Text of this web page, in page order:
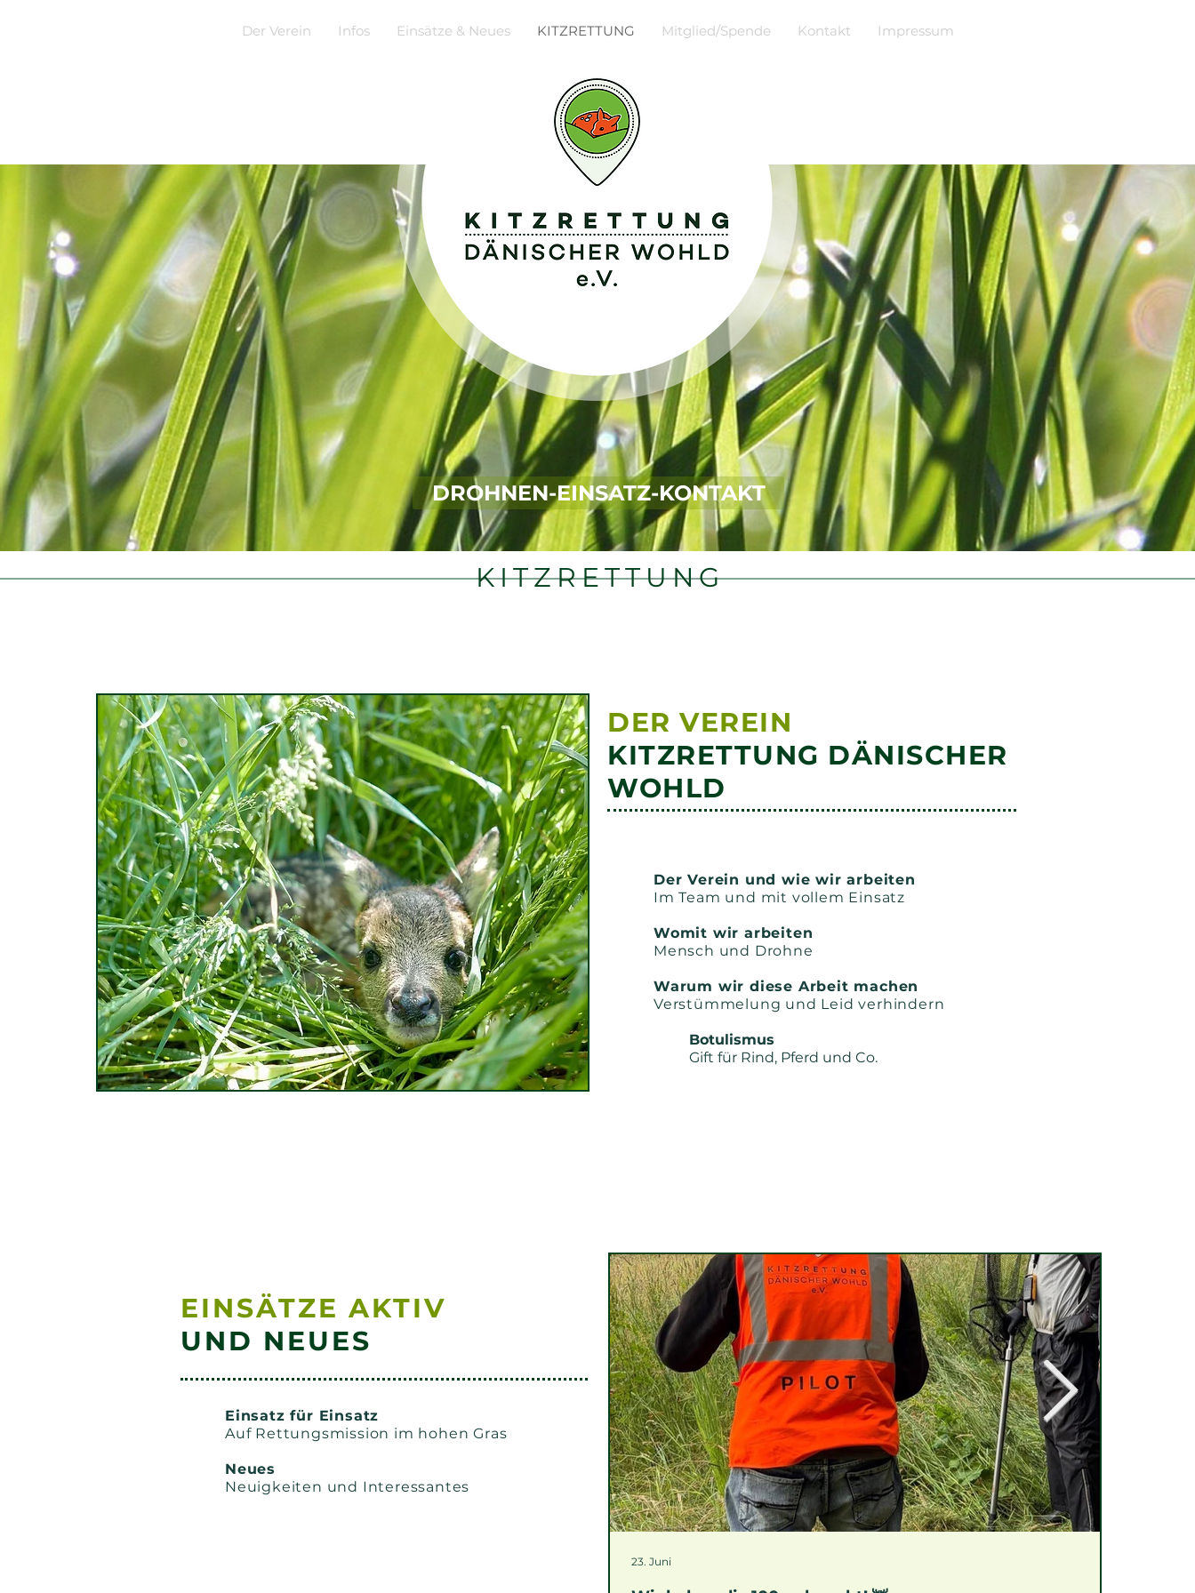
Der Verein Infos Einsätze & Neues KITZRETTUNG Mitglied/Spende Kontakt Impressum
DROHNEN-EINSATZ-KONTAKT
KITZRETTUNG
DER VEREIN
KITZRETTUNG DÄNISCHER
WOHLD
Der Verein und wie wir arbeiten
Im Team und mit vollem Einsatz
Womit wir arbeiten
Mensch und Drohne
Warum wir diese Arbeit machen
Verstümmelung und Leid verhindern
Botulismus
Gift für Rind, Pferd und Co.
EINSÄTZE AKTIV
UND NEUES
Einsatz für Einsatz
Auf Rettungsmission im hohen Gras
Neues
Neuigkeiten und Interessantes
23. Juni